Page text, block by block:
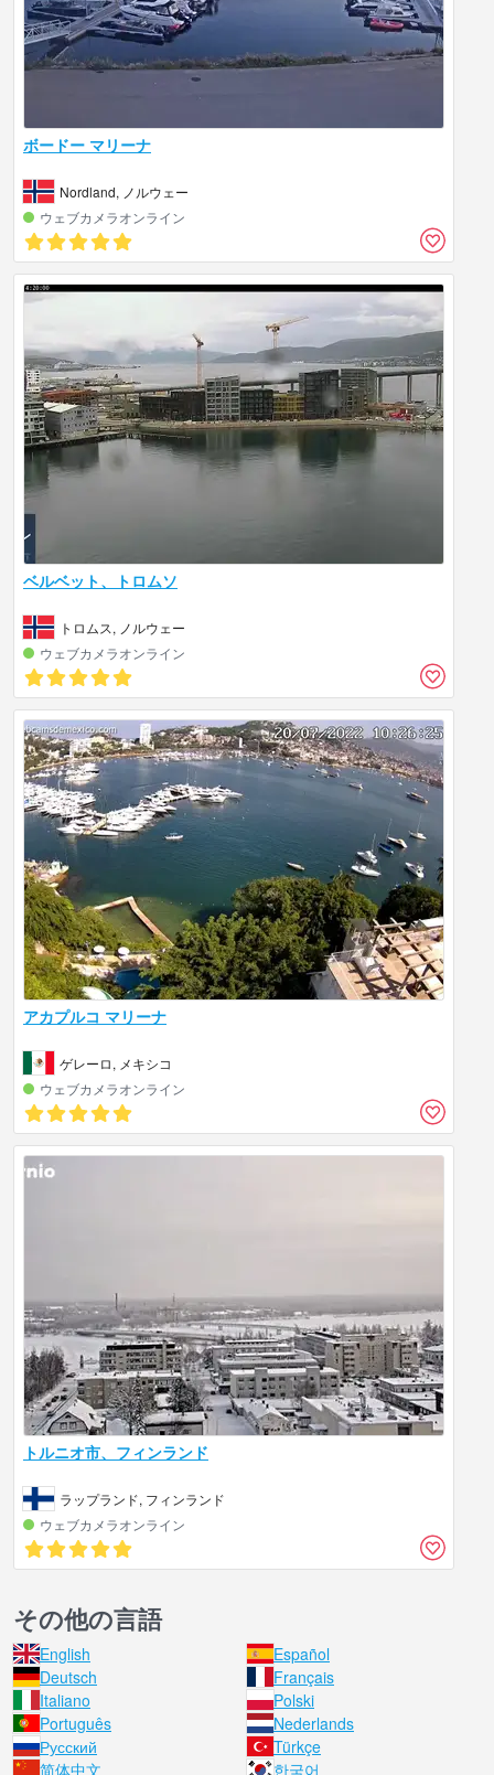
ボードー マリーナ
Nordland, ノルウェー
ウェブカメラオンライン
ベルベット、トロムソ
トロムス, ノルウェー
ウェブカメラオンライン
アカプルコ マリーナ
ゲレーロ, メキシコ
ウェブカメラオンライン
トルニオ市、フィンランド
ラップランド, フィンランド
ウェブカメラオンライン
その他の言語
English
Español
Deutsch
Français
Italiano
Polski
Português
Nederlands
Русский
Türkçe
简体中文
한국어